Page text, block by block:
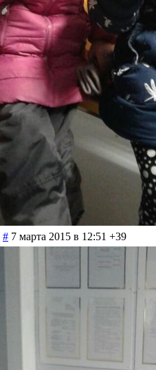
# 7 марта 2015 в 12:51 +39